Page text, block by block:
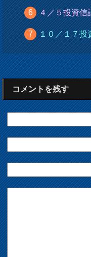
４／５投資信
１０／１７投
コメントを残す